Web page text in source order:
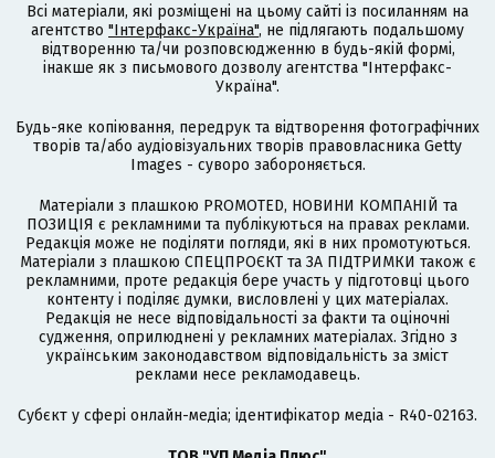
Всі матеріали, які розміщені на цьому сайті із посиланням на
агентство "Інтерфакс-Україна", не підлягають подальшому
відтворенню та/чи розповсюдженню в будь-якій формі,
інакше як з письмового дозволу агентства "Інтерфакс-
Україна".
Будь-яке копіювання, передрук та відтворення фотографічних
творів та/або аудіовізуальних творів правовласника Getty
Images - суворо забороняється.
Матеріали з плашкою PROMOTED, НОВИНИ КОМПАНІЙ та
ПОЗИЦІЯ є рекламними та публікуються на правах реклами.
Редакція може не поділяти погляди, які в них промотуються.
Матеріали з плашкою СПЕЦПРОЄКТ та ЗА ПІДТРИМКИ також є
рекламними, проте редакція бере участь у підготовці цього
контенту і поділяє думки, висловлені у цих матеріалах.
Редакція не несе відповідальності за факти та оціночні
судження, оприлюднені у рекламних матеріалах. Згідно з
українським законодавством відповідальність за зміст
реклами несе рекламодавець.
Cубєкт у сфері онлайн-медіа; ідентифікатор медіа - R40-02163.